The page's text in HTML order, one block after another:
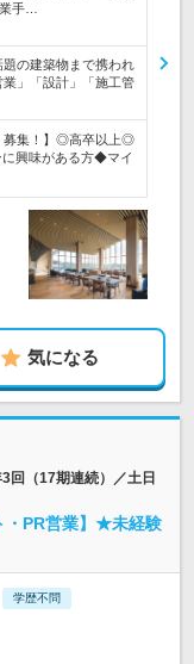
手…
題の建築物まで携われ
」「設計」「施工管
募集！】◎高卒以上◎
興味がある方◆マイ
気になる
回（17期連続）／土日
・PR営業】★未経験
学歴不問